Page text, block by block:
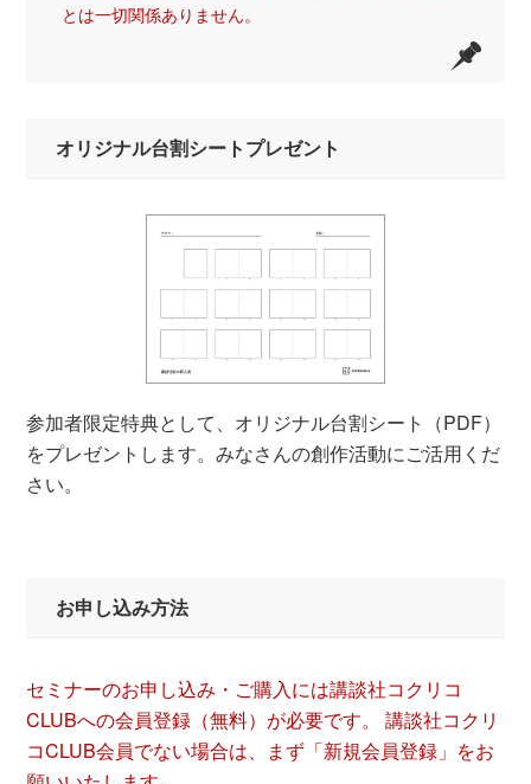
とは一切関係ありません。
オリジナル台割シートプレゼント
参加者限定特典として、オリジナル台割シート（PDF）
をプレゼントします。みなさんの創作活動にご活用くだ
さい。
お申し込み方法
セミナーのお申し込み・ご購入には講談社コクリコ
CLUBへの会員登録（無料）が必要です。 講談社コクリ
コCLUB会員でない場合は、まず「新規会員登録」をお